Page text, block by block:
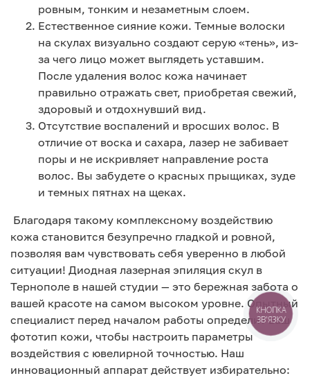
ровным, тонким и незаметным слоем.
Естественное сияние кожи. Темные волоски
на скулах визуально создают серую «тень», из-
за чего лицо может выглядеть уставшим.
После удаления волос кожа начинает
правильно отражать свет, приобретая свежий,
здоровый и отдохнувший вид.
Отсутствие воспалений и вросших волос. В
отличие от воска и сахара, лазер не забивает
поры и не искривляет направление роста
волос. Вы забудете о красных прыщиках, зуде
и темных пятнах на щеках.
Благодаря такому комплексному воздействию
кожа становится безупречно гладкой и ровной,
позволяя вам чувствовать себя уверенно в любой
ситуации! Диодная лазерная эпиляция скул в
Тернополе в нашей студии — это бережная забота о
вашей красоте на самом высоком уровне. Опытный
специалист перед началом работы определит ваш
фототип кожи, чтобы настроить параметры
воздействия с ювелирной точностью. Наш
инновационный аппарат действует избирательно:
КНОПКА
ЗВ'ЯЗКУ